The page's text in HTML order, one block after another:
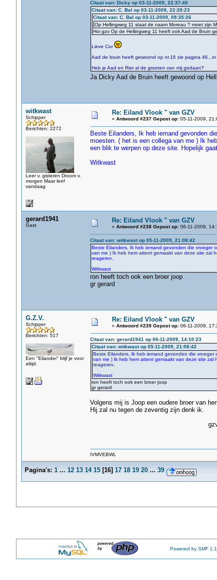
Citaat van: Dicky op 03-11-2009, 22:37:40
Citaat van: C. Bal op 03-11-2009, 22:28:23
Citaat van: C. Bal op 03-11-2009, 09:35:26
Op Hellingweg 11 staat de naam Moreau ? moet zijn
Hoi gzv Op de Hellingweg 11 heeft ook Aad de Bruin
Lieve Cor
Aad de bruin heeft gewoond op nr.16 zie pagina
Heb je Aad en Riet al de groeten van mij gedaan?
Ja Dicky Aad de Bruin heeft gewoond op
witkwast
Schipper
Berichten: 2272
Leer v. gisteren Droom v.
morgen Maar leef
vandaag
Re: Eiland Vlook " van GZV
« Antwoord #237 Gepost op:05-11-2009,
Beste Eilanders, Ik heb iemand gevonden
moesten. ( het is een collega van me ) Ik
een blik te werpen op deze site. Hopelijk
Witkwast
gerard1941
Gast
Re: Eiland Vlook " van GZV
« Antwoord #238 Gepost op:06-11-2009,
Citaat van: witkwast op 05-11-2009, 21:08:42
Beste Eilanders, Ik heb iemand gevonden die vroeger
van me ) Ik heb hem attent gemaakt van deze site zal
reageren.
Witkwast
ron heeft toch ook een broer joop
gr gerard
G.Z.V.
Schipper
Berichten: 517
Een "Eilander" blijf je voor
altijd.
Re: Eiland Vlook " van GZV
« Antwoord #239 Gepost op:06-11-2009,
Citaat van: gerard1941 op 06-11-2009, 14:10:23
Citaat van: witkwast op 05-11-2009, 21:08:42
Beste Eilanders, Ik heb iemand gevonden die
van me ) Ik heb hem attent gemaakt van deze site
reageren.
Witkwast
ron heeft toch ook een broer joop
gr gerard
Volgens mij is Joop een oudere broer van
Hij zal nu tegen de zeventig zijn denk ik.
IVMVEBWL
Pagina's: 1 ... 12 13 14 15[16] 17 18 19 20 ... 39
Powered by SMF